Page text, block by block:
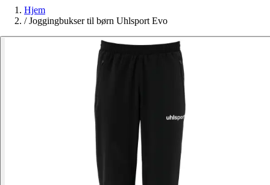
Hjem
/ Joggingbukser til børn Uhlsport Evo